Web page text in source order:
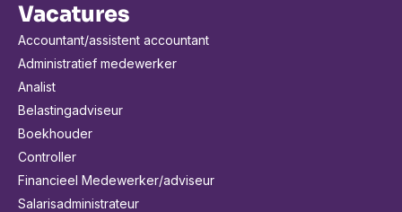
Vacatures
Accountant/assistent accountant
Administratief medewerker
Analist
Belastingadviseur
Boekhouder
Controller
Financieel Medewerker/adviseur
Salarisadministrateur